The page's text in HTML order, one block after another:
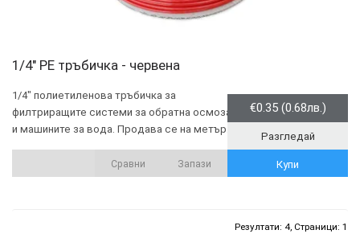
1/4" PE тръбичка - червена
1/4" полиетиленова тръбичка за
филтриращите системи за обратна осмоза
и машините за вода. Продава се на метър.
€0.35 (0.68лв.)
Разгледай
Купи
Запази
Сравни
Резултати: 4, Страници: 1